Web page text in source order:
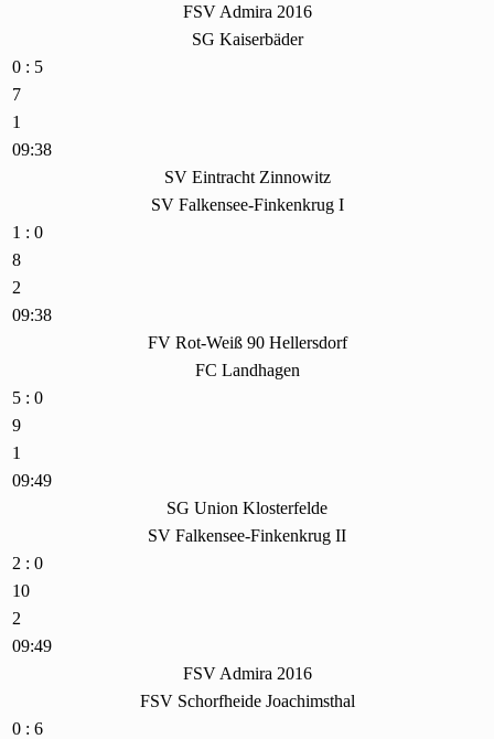
FSV Admira 2016
SG Kaiserbäder
0 : 5
7
1
09:38
SV Eintracht Zinnowitz
SV Falkensee-Finkenkrug I
1 : 0
8
2
09:38
FV Rot-Weiß 90 Hellersdorf
FC Landhagen
5 : 0
9
1
09:49
SG Union Klosterfelde
SV Falkensee-Finkenkrug II
2 : 0
10
2
09:49
FSV Admira 2016
FSV Schorfheide Joachimsthal
0 : 6